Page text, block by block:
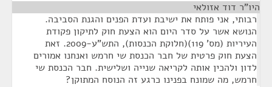
היו"ר דוד אזולאי
רבותי, אני פותח את ישיבת ועדת הפנים והגנת הסביבה.
הנושא אשר על סדר היום הוא הצעת חוק לתיקון פקודת
העיריות (מס' 119)(חלוקת הכנסות), התש"ע-2009. זאת
הצעת חוק פרטית של חבר הכנסת שי חרמש ואנחנו אמורים
לדון ולהכין אותה לקריאה שנייה ושלישית. חבר הכנסת שי
חרמש, מה שמונח בפנינו כרגע זה הנוסח המתוקן?